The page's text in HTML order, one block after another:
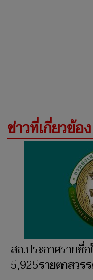
ข่าวที่เกี่ยวข้อง
สถ.ประกาศรายชื่
5,925รายตกสวร